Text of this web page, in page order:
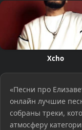
Xcho
«Песни про
онлайн лучшие
собраны треки,
атмосферу